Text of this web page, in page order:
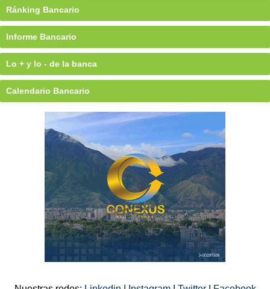
Ránking Bancario
Informe Bancario
Lo + y lo - de la banca
Calendario Bancario